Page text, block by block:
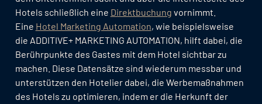
Hotels schließlich eine Direktbuchung vornimmt.
Eine Hotel Marketing Automation, wie beispielsweise
die ADDITIVE+ MARKETING AUTOMATION, hilft dabei, die
Berührpunkte des Gastes mit dem Hotel sichtbar zu
machen. Diese Datensätze sind wiederum messbar und
unterstützen den Hotelier dabei, die Werbemaßnahmen
des Hotels zu optimieren, indem er die Herkunft der